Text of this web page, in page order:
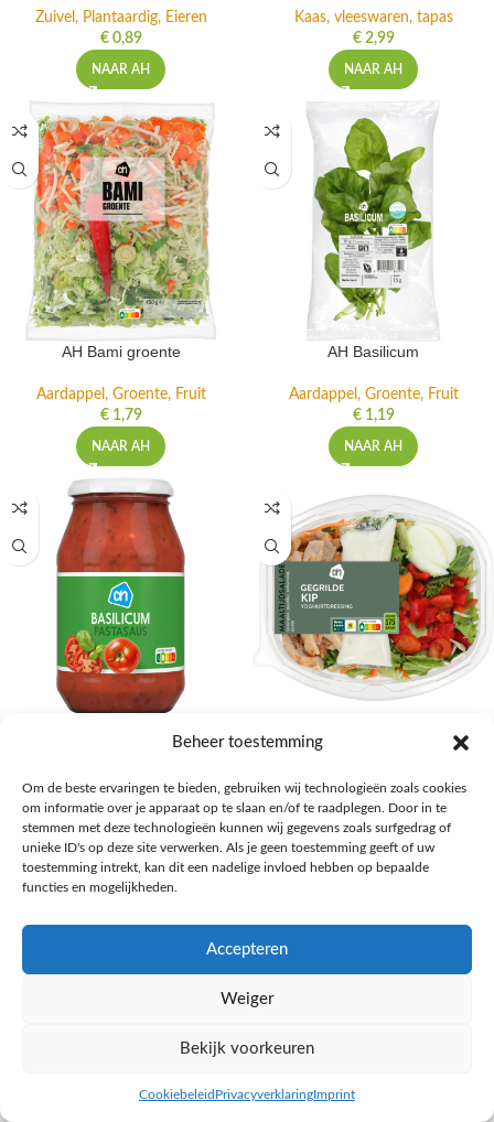
Beheer toestemming
Om de beste ervaringen te bieden, gebruiken wij technologieën zoals cookies
om informatie over je apparaat op te slaan en/of te raadplegen. Door in te
stemmen met deze technologieën kunnen wij gegevens zoals surfgedrag of
unieke ID's op deze site verwerken. Als je geen toestemming geeft of uw
toestemming intrekt, kan dit een nadelige invloed hebben op bepaalde
functies en mogelijkheden.
Accepteren
Weiger
Bekijk voorkeuren
Cookiebeleid PrivacyverklaringImprint
Zuivel, Plantaardig, Eieren
€0,89
NAAR AH
Kaas, vleeswaren, tapas
€2,99
NAAR AH
AH Bami groente
Aardappel, Groente, Fruit
€1,79
NAAR AH
AH Basilicum
Aardappel, Groente, Fruit
€1,19
NAAR AH
€1,59
NAAR AH
Salades,Pizza, Maaltijden
€3,39
NAAR AH